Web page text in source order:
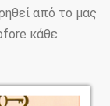
από το μας
κάθε